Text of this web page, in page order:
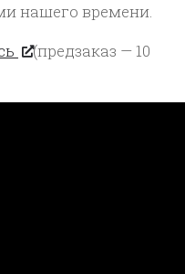
нашего времени.
(предзаказ — 10